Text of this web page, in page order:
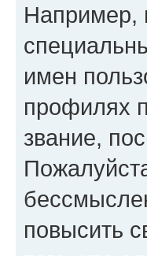
Например,
имен
профилях
звание,
повысить